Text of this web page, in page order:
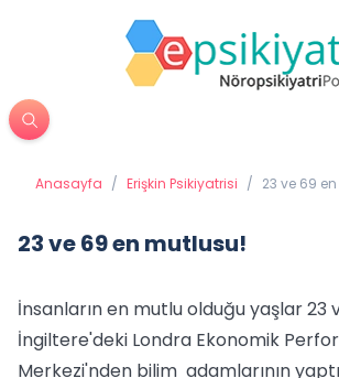
Anasayfa / Erişkin Psikiyatrisi / 23 ve 69
23 ve 69 en mutlusu!
İnsanların en mutlu olduğu yaşlar 23
İngiltere'deki Londra Ekonomik
Merkezi'nden bilim adamlarının